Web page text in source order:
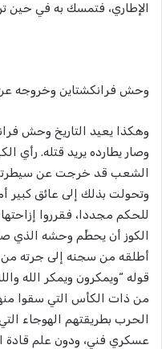
الإطاري، فتمسك به في حين
وحش فرانكشتاين وخروجه
وهكذا يعيد التاريخ وحش
وصار يطارده يريد قتله. رأي
الشعب قد خرجت عن
وتحولت بذلك إلى عائق كبير
للحكم مجددا، فقرروا
الكوز أن يحطِّم وحشه الذي
أطلقه من سجنه إلى جرته من
قوله “ويمكرون ويمكر الله
من ذات الكأس التي سقوا
الحرب بطريقتهم الهوجاء
عسكري فني، ودون علم قادة